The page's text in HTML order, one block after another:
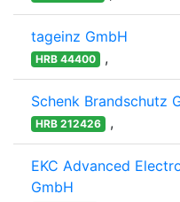
tageinz GmbH
HRB 44400 ,
Schenk Brandschutz
HRB 212426 ,
EKC Advanced
GmbH